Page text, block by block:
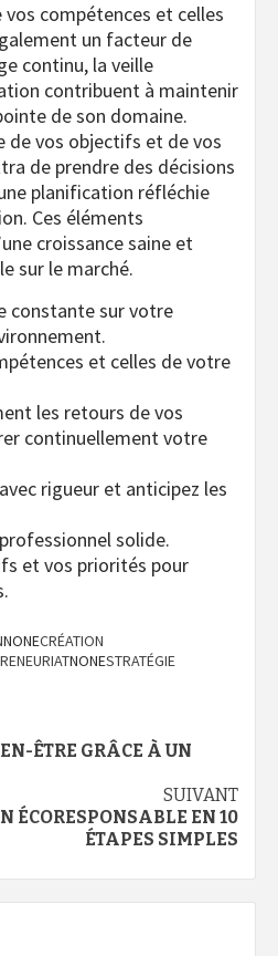
compétences et celles
un facteur de
continu, la veille
contribuent à maintenir
de son domaine.
de vos objectifs et de vos
de prendre des décisions
planification réfléchie
Ces éléments
croissance saine et
sur le marché.
constante sur votre
et celles de votre
les retours de vos
continuellement votre
rigueur et anticipez les
solide.
et vos priorités pour
NONECRÉATION
NONESTRATÉGIE
ÊTRE GRÂCE À UN
SUIVANT
ÉCORESPONSABLE EN 10
ÉTAPES SIMPLES